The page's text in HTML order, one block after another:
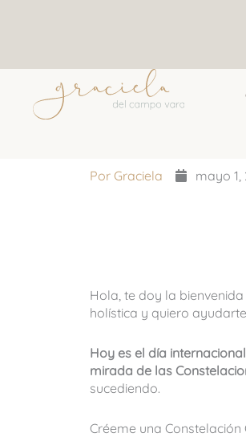
Por Graciela mayo 1,
Hola, te doy la
holística y quiero
Hoy es el día
mirada de las
sucediendo.
Créeme una